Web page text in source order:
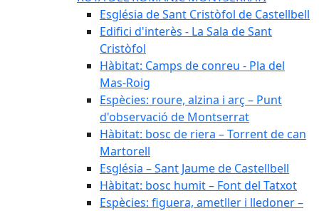
Església de Sant Cristòfol de Castellbell
Edifici d'interès - La Sala de Sant
Cristòfol
Hàbitat: Camps de conreu - Pla del
Mas-Roig
Espècies: roure, alzina i arç – Punt
d'observació de Montserrat
Hàbitat: bosc de riera – Torrent de can
Martorell
Església – Sant Jaume de Castellbell
Hàbitat: bosc humit – Font del Tatxot
Espècies: figuera, ametller i lledoner –